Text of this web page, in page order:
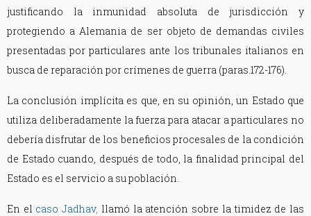
justificando la inmunidad absoluta de jurisdicción y
protegiendo a Alemania de ser objeto de demandas civiles
presentadas por particulares ante los tribunales italianos en
busca de reparación por crímenes de guerra (paras.172-176).
La conclusión implícita es que, en su opinión, un Estado que
utiliza deliberadamente la fuerza para atacar a particulares no
debería disfrutar de los beneficios procesales de la condición
de Estado cuando, después de todo, la finalidad principal del
Estado es el servicio a su población.
En el caso Jadhav, llamó la atención sobre la timidez de las